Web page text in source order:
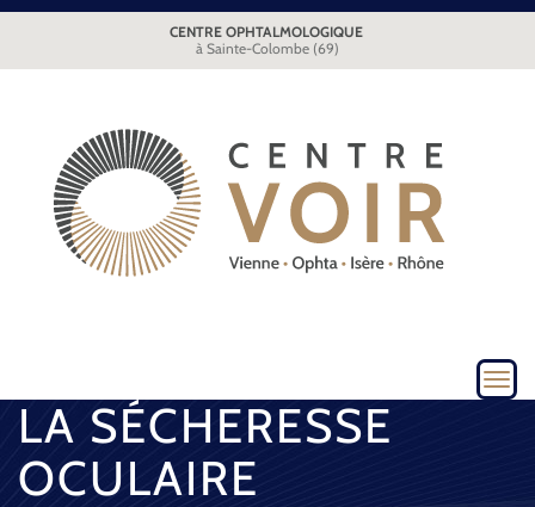
CENTRE OPHTALMOLOGIQUE
à Sainte-Colombe (69)
LA SÉCHERESSE
OCULAIRE